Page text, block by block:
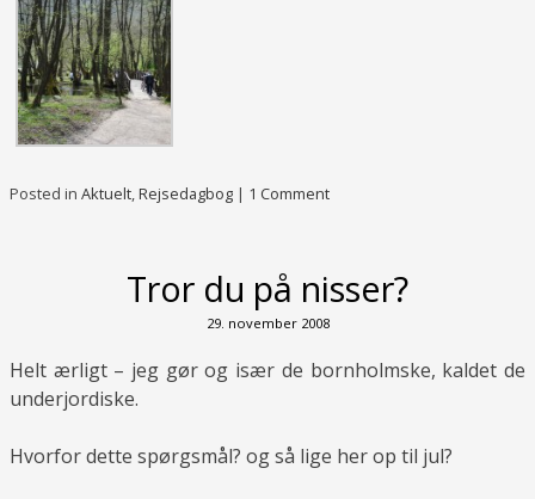
Posted in Aktuelt,Rejsedagbog | 1 Comment
Tror du på nisser?
29. november 2008
Helt ærligt – jeg gør og især de bornholmske, kaldet de
underjordiske.
Hvorfor dette spørgsmål? og så lige her op til jul?